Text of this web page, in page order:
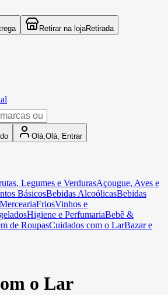
Retirar na lojaRetirada
Olá, Olá, Entrar
Legumes e VerdurasAçougue, Aves e
BásicosBebidas AlcoólicasBebidas
MerceariaFriosVinhos e
Higiene e PerfumariaBebê &
de RoupasCuidados com o LarBazar e
o Lar